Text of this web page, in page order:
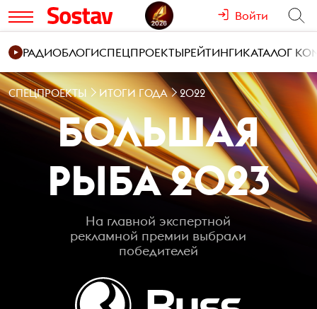
Войти
РАДИОБЛОГИСПЕЦПРОЕКТЫРЕЙТИНГИКАТАЛОГ
СПЕЦПРОЕКТЫ ИТОГИ ГОДА 2022
БОЛЬШАЯ
РЫБА2023
На главной экспертной
рекламной премии выбрали
победителей